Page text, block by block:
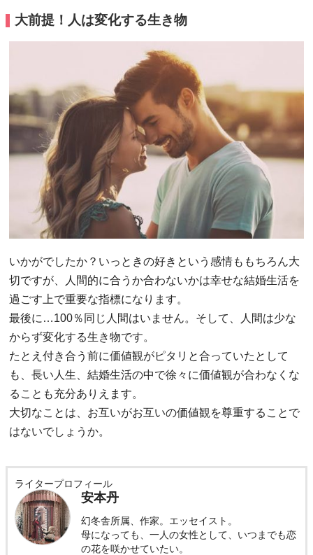
大前提！人は変化する生き物
いかがでしたか？いっときの好きという感情ももちろん大
切ですが、人間的に合うか合わないかは幸せな結婚生活を
過ごす上で重要な指標になります。
最後に…100％同じ人間はいません。そして、人間は少な
からず変化する生き物です。
たとえ付き合う前に価値観がピタリと合っていたとして
も、長い人生、結婚生活の中で徐々に価値観が合わなくな
ることも充分ありえます。
大切なことは、お互いがお互いの価値観を尊重することで
はないでしょうか。
ライタープロフィール
安本丹
幻冬舎所属、作家。エッセイスト。
母になっても、一人の女性として、いつまでも恋
の花を咲かせていたい。